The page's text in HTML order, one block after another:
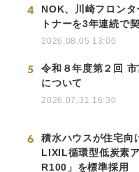
4
NOK、川崎フロン
トナーを3年連続で
2026.08.05 13:00
5
令和８年度第２回
について
2026.07.31 16:30
6
積水ハウスが住宅向
LIXIL循環型低炭素
R100」を標準採用